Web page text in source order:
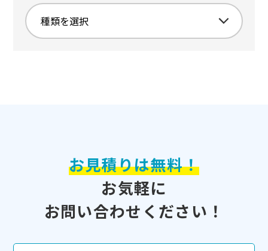
お見積りは無料！
お気軽に
お問い合わせください！